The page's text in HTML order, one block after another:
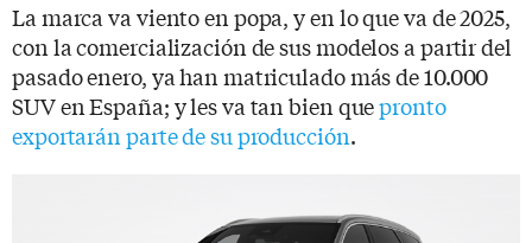
La marca va viento en popa, y en lo que va de 2025,
con la comercialización de sus modelos a partir del
pasado enero, ya han matriculado más de 10.000
SUV en España; y les va tan bien quepronto
exportarán parte de su producción.